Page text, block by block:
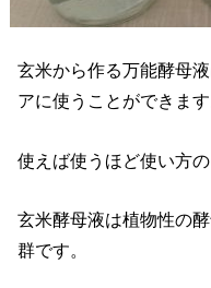
玄米から作る万能酵母
アに使うことができます
使えば使うほど使い方
玄米酵母液は植物性の
群です。